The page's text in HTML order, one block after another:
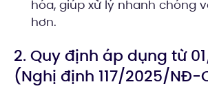
hóa, giúp xử lý nhanh chóng
hơn.
2. Quy định áp dụng từ
(Nghị định 117/2025/NĐ-